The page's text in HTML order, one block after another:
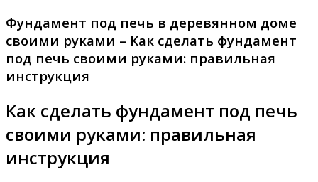
Фундамент под печь в деревянном доме
своими руками – Как сделать фундамент
под печь своими руками: правильная
инструкция
Как сделать фундамент под печь
своими руками: правильная
инструкция